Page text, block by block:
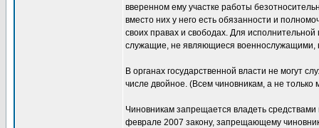
вверенном ему участке работы
вместо них у него есть обязанности и
своих правах и свободах. Для
служащие, не являющиеся военнослужащими,
В органах государственной власти не могут
числе двойное. (Всем чиновникам, а не только
Чиновникам запрещается владеть
феврале 2007 закону, запрещающему